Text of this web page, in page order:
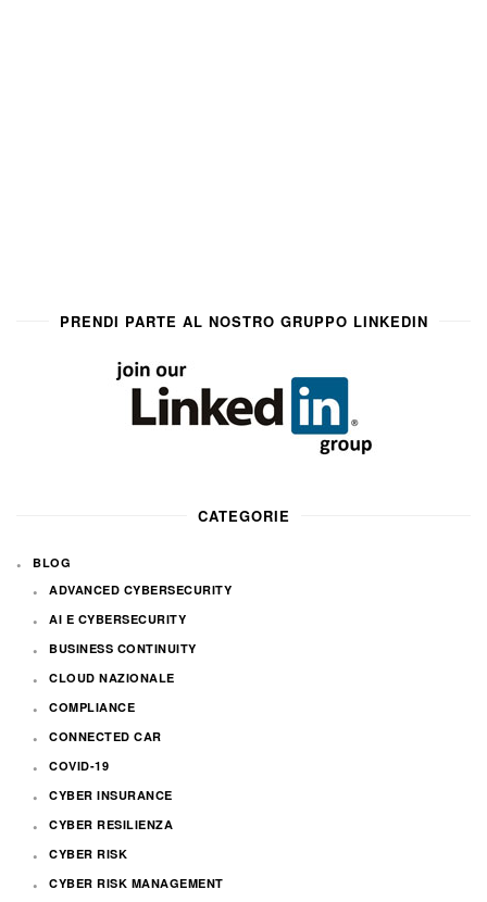
PRENDI PARTE AL NOSTRO GRUPPO LINKEDIN
CATEGORIE
BLOG
ADVANCED CYBERSECURITY
AI E CYBERSECURITY
BUSINESS CONTINUITY
CLOUD NAZIONALE
COMPLIANCE
CONNECTED CAR
COVID-19
CYBER INSURANCE
CYBER RESILIENZA
CYBER RISK
CYBER RISK MANAGEMENT